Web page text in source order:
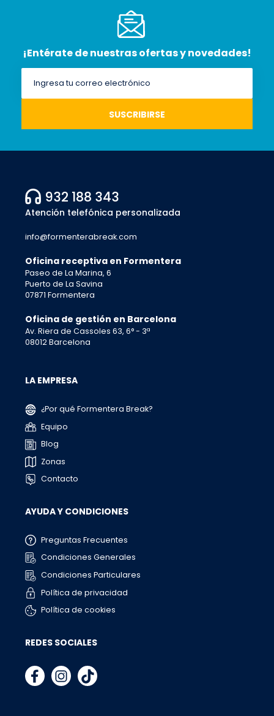
¡Entérate de nuestras ofertas y novedades!
932 188 343
Atención telefónica personalizada
info@formenterabreak.com
Oficina receptiva en Formentera
Paseo de La Marina, 6
Puerto de La Savina
07871 Formentera
Oficina de gestión en Barcelona
Av. Riera de Cassoles 63, 6° - 3ª
08012 Barcelona
LA EMPRESA
¿Por qué Formentera Break?
Equipo
Blog
Zonas
Contacto
AYUDA Y CONDICIONES
Preguntas Frecuentes
Condiciones Generales
Condiciones Particulares
Política de privacidad
Política de cookies
REDES SOCIALES